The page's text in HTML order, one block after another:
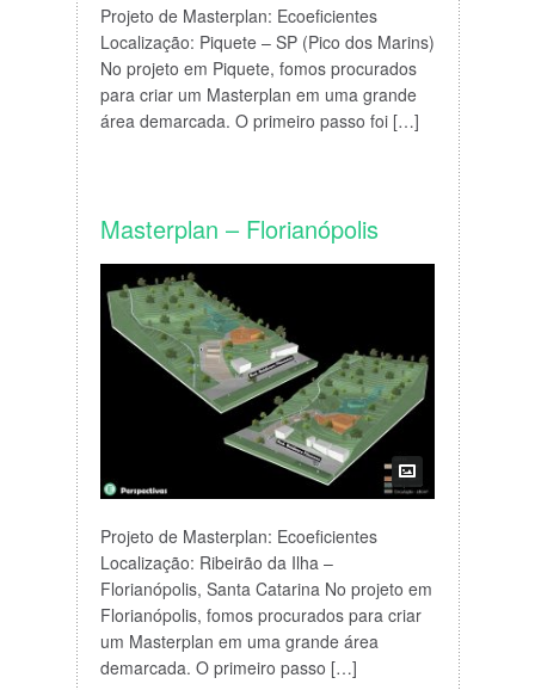
Projeto de Masterplan: Ecoeficientes
Localização: Piquete – SP (Pico dos Marins)
No projeto em Piquete, fomos procurados
para criar um Masterplan em uma grande
área demarcada. O primeiro passo foi […]
Masterplan – Florianópolis
Projeto de Masterplan: Ecoeficientes
Localização: Ribeirão da Ilha –
Florianópolis, Santa Catarina No projeto em
Florianópolis, fomos procurados para criar
um Masterplan em uma grande área
demarcada. O primeiro passo […]